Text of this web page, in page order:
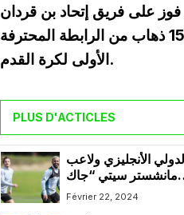
فوز على فريق إتحاد بن قردان
برباعية نظيفة ، ضمن مباراة متأخرة لحساب مباريات الجولة 15 ذهاب من الرابطة المحترفة
الأولى لكرة القدم.
PLUS D'ACTICLES
الدولي الأنجليزي ولاعب
مانشستر سيتي “جاك
غريليتش” يهنئ رياض
Février 22, 2024